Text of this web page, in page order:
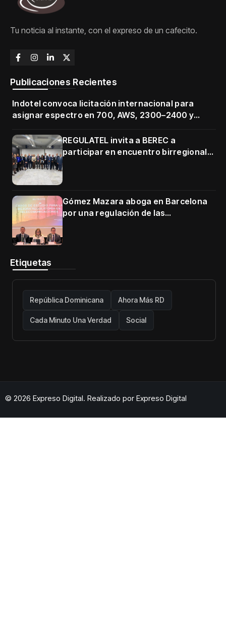
Tu noticia al instante, con el expreso de un cafecito.
Publicaciones Recientes
Indotel convoca licitación internacional para
asignar espectro en 700, AWS, 2300–2400 y
REGULATEL invita a BEREC a
participar en encuentro birregional
Gómez Mazara aboga en Barcelona
por una regulación de las
Etiquetas
República Dominicana Ahora Más RD
Cada Minuto Una Verdad Social
© 2026 Expreso Digital. Realizado por Expreso Digital